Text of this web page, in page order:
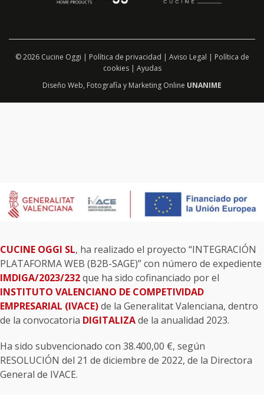
© 2026 Cucine Oggi | Política de privacidad | Aviso Legal | Política de
cookies| Ayudas
Diseño Web, Fotografía y Marketing Online UNANIME
CUCINE OGGI SL, ha realizado el proyecto “INTEGRACIÓN
PLATAFORMA WEB (B2B-SAGE)” con número de expediente
IMDIGA/2023/232que ha sido cofinanciado por el
INSTITUTO VALENCIANO DE COMPETIVIDAD
EMPRESARIAL (IVACE)de la Generalitat Valenciana, dentro
de la convocatoria DIGITALIZAde la anualidad 2023.
Ha sido subvencionado con 38.400,00 €, según
RESOLUCIÓN del 21 de diciembre de 2022, de la Directora
General de IVACE.